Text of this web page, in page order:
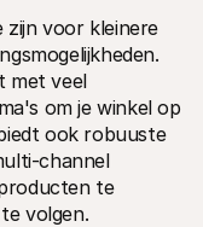
voor kleinere
met veel
om je winkel op
ook robuuste
channel
te
volgen.